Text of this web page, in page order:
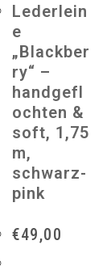
Lederlein
e
„Blackber
ry“ –
handgefl
ochten &
soft, 1,75
m,
schwarz-
pink
€49,00